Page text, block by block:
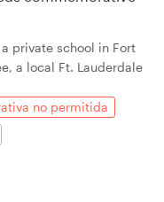
private school in Fort
a local Ft. Lauderdale
no permitida